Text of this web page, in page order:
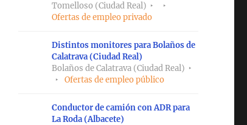
Tomelloso (Ciudad Real)
Ofertas de empleo privado
Distintos monitores para Bolaños de
Calatrava (Ciudad Real)
Bolaños de Calatrava (Ciudad Real)
Ofertas de empleo público
Conductor de camión con ADR para
La Roda (Albacete)